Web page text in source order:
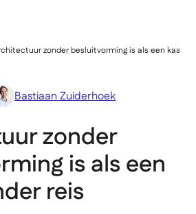
zonder besluitvorming is als een kaart
Bastiaan Zuiderhoek
zonder
is als een
reis